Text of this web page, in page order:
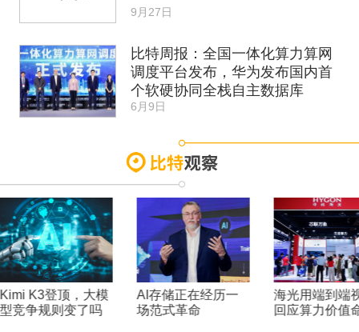
9月27日
比特周报：全国一体化算力算网
调度平台发布，华为发布国内首
个软硬协同全栈自主数据库
6月9日
Kimi K3登顶，大模
型竞争规则变了吗
AI存储正在经历一
场范式革命
海光用端到端
回应算力价值